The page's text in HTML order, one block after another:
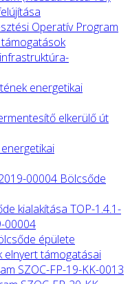
Operatív Program
energetikai
elkerülő út
00004 Bölcsőde
kialakítása TOP-1.4.1-
00004
épülete
elnyert támogatásai
SZOC-FP-19-KK-0013